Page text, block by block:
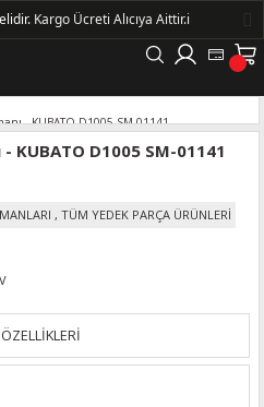
KUBATO D1005 SM-01141
, TÜM YEDEK PARÇA ÜRÜNLERİ
Kargo Ücreti Alıcıya Aittir.ℹ️